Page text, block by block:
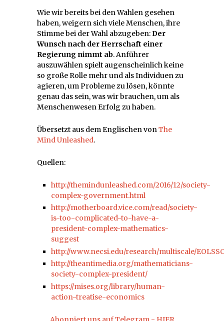
Wie wir bereits bei den Wahlen gesehen
haben, weigern sich viele Menschen, ihre
Stimme bei der Wahl abzugeben:Der
Wunsch nach der Herrschaft einer
Regierung nimmt ab. Anführer
auszuwählen spielt augenscheinlich keine
so große Rolle mehr und als Individuen zu
agieren, um Probleme zu lösen, könnte
genau das sein, was wir brauchen, um als
Menschenwesen Erfolg zu haben.
Übersetzt aus dem Englischen vonThe
Mind Unleashed.
Quellen:
http://themindunleashed.com/2016/12/society-
complex-government.html
http://motherboard.vice.com/read/society-
is-too-complicated-to-have-a-
president-complex-mathematics-
suggest
http://www.necsi.edu/research/multiscale/
http://theantimedia.org/mathematicians-
society-complex-president/
https://mises.org/library/human-
action-treatise-economics